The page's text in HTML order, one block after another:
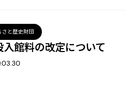
入館料の改定について
さと歴史財団